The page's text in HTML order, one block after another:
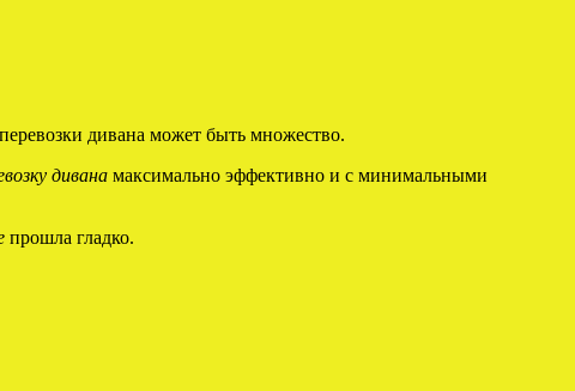
дивана может быть множество.
дивана максимально эффективно и с минимальными
прошла гладко.